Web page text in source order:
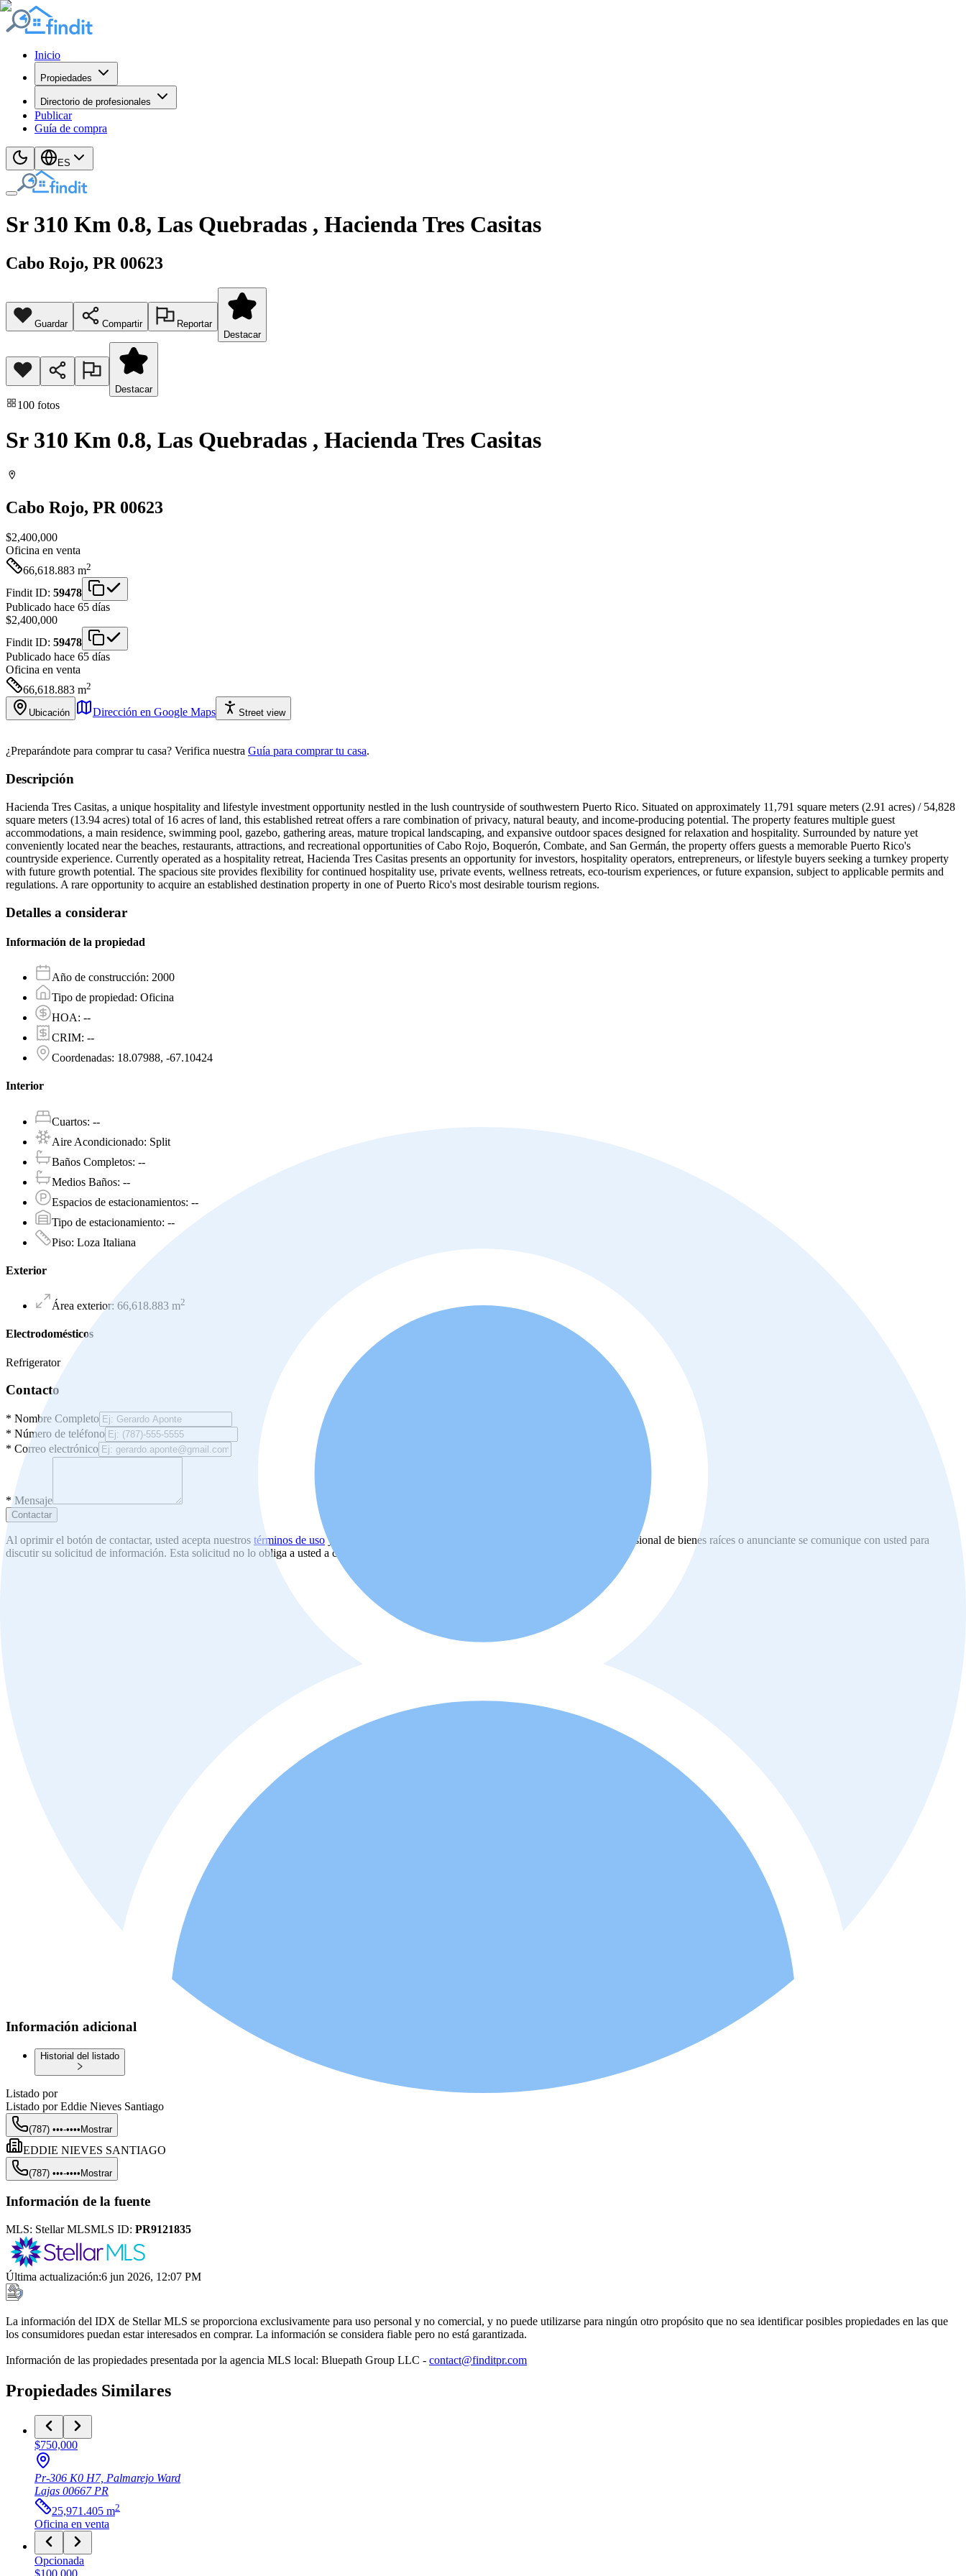
Inicio
Propiedades
Directorio de profesionales
Publicar
Guía de compra
ES
Sr 310 Km 0.8, Las Quebradas , Hacienda Tres Casitas
Cabo Rojo, PR 00623
Guardar Compartir
Reportar
Destacar
Destacar
100 fotos
Sr 310 Km 0.8, Las Quebradas , Hacienda Tres Casitas
Cabo Rojo, PR 00623
$2,400,000
Oficina en venta
66,618.883 m2
Findit ID: 59478
Publicado hace 65 días
$2,400,000
Findit ID: 59478
Publicado hace 65 días
Oficina en venta
66,618.883 m2
Ubicación Dirección en Google Maps Street view
¿Preparándote para comprar tu casa? Verifica nuestra Guía para comprar tu casa.
Descripción
Hacienda Tres Casitas, a unique hospitality and lifestyle investment opportunity nestled in the lush countryside of southwestern Puerto Rico. Situated on approximately 11,791 square meters (2.91 acres) / 54,828
square meters (13.94 acres) total of 16 acres of land, this established retreat offers a rare combination of privacy, natural beauty, and income-producing potential. The property features multiple guest
accommodations, a main residence, swimming pool, gazebo, gathering areas, mature tropical landscaping, and expansive outdoor spaces designed for relaxation and hospitality. Surrounded by nature yet
conveniently located near the beaches, restaurants, attractions, and recreational opportunities of Cabo Rojo, Boquerón, Combate, and San Germán, the property offers guests a memorable Puerto Rico's
countryside experience. Currently operated as a hospitality retreat, Hacienda Tres Casitas presents an opportunity for investors, hospitality operators, entrepreneurs, or lifestyle buyers seeking a turnkey property
with future growth potential. The spacious site provides flexibility for continued hospitality use, private events, wellness retreats, eco-tourism experiences, or future expansion, subject to applicable permits and
regulations. A rare opportunity to acquire an established destination property in one of Puerto Rico's most desirable tourism regions.
Detalles a considerar
Información de la propiedad
Año de construcción: 2000
Tipo de propiedad: Oficina
HOA: --
CRIM: --
Coordenadas: 18.07988, -67.10424
Interior
Cuartos: --
Aire Acondicionado: Split
Baños Completos: --
Medios Baños: --
Espacios de estacionamientos: --
Tipo de estacionamiento: --
Piso: Loza Italiana
Exterior
Área exterior: 66,618.883 m2
Electrodomésticos
Refrigerator
Contacto
* Nombre Completo
* Número de teléfono
* Correo electrónico
* Mensaje
Contactar
Al oprimir el botón de contactar, usted acepta nuestros términos de uso y
. Además, usted está de acuerdo que el profesional de bienes raíces o anunciante se comunique con usted para
discutir su solicitud de información. Esta solicitud no lo obliga a usted a comprar o alquilar la propiedad.
Información adicional
Historial del listado
Listado por
Listado por Eddie Nieves Santiago
(787) •••-••••Mostrar
EDDIE NIEVES SANTIAGO
(787) •••-••••Mostrar
Información de la fuente
MLS: Stellar MLSMLS ID: PR9121835
Última actualización:6 jun 2026, 12:07 PM
La información del IDX de Stellar MLS se proporciona exclusivamente para uso personal y no comercial, y no puede utilizarse para ningún otro propósito que no sea identificar posibles propiedades en las que
los consumidores puedan estar interesados en comprar. La información se considera fiable pero no está garantizada.
Información de las propiedades presentada por la agencia MLS local: Bluepath Group LLC - contact@finditpr.com
Propiedades Similares
$750,000
Pr-306 K0 H7, Palmarejo Ward
Lajas 00667PR
25,971.405 m2
Oficina en venta
Opcionada
$100,000